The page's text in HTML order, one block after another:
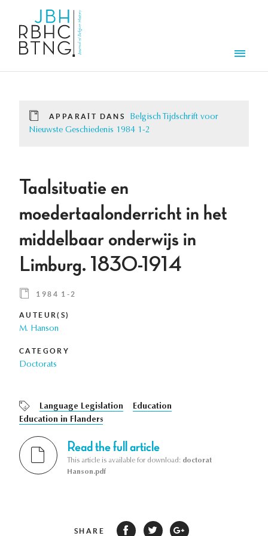
APPARAÎT DANS
Belgisch Tijdschrift voor
Nieuwste Geschiedenis 1984 1-2
Taalsituatie en
moedertaalonderricht in het
middelbaar onderwijs in
Limburg. 1830-1914
1984 1-2
AUTEUR(S)
M. Hanson
CATEGORY
Doctorats
Language Legislation
Education
Education in Flanders
Read the full article
This article is available for download: doctorat
Hanson.pdf
SHARE